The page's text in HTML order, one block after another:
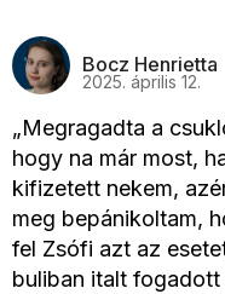
Bocz Henrietta
2025. április 12.
„Megragadta a
hogy na már most,
kifizetett nekem,
meg bepánikoltam,
fel Zsófi azt az
buliban italt